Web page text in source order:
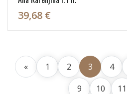
39,68 €
« 1 2 3 4
9
10 11